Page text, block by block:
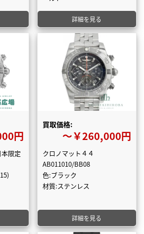
詳細を見る
円
限定
買取価格:
〜￥260,000円
クロノマット４４
AB011010/BB08
色:ブラック
材質:ステンレス
詳細を見る